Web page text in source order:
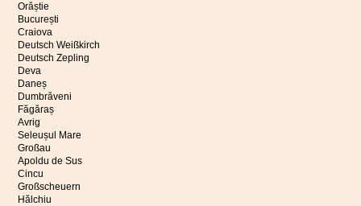
Orăștie
București
Craiova
Deutsch Weißkirch
Deutsch Zepling
Deva
Daneș
Dumbrăveni
Făgăraș
Avrig
Seleușul Mare
Großau
Apoldu de Sus
Cincu
Großscheuern
Hălchiu